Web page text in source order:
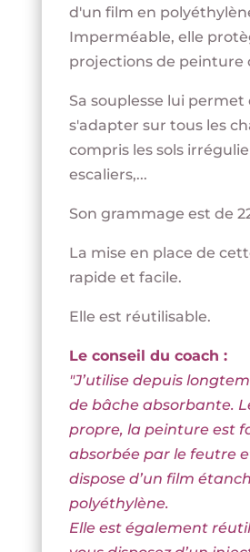
d'un film en
Imperméable, elle
projections de peinture
Sa souplesse lui permet
s'adapter sur tous les
compris les sols
escaliers,...
Son grammage est de
La mise en place de
rapide et facile.
Elle est réutilisable.
Le conseil du coach :
"J’utilise depuis
de bâche absorbante.
propre, la peinture est
absorbée par le feutre
dispose d’un film
polyéthylène.
Elle est également